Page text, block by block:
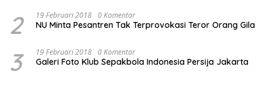
2 19 Februari 2018 0 Komentar
NU Minta Pesantren Tak Terprovokasi Teror Orang Gila
3 19 Februari 2018 0 Komentar
Galeri Foto Klub Sepakbola Indonesia Persija Jakarta